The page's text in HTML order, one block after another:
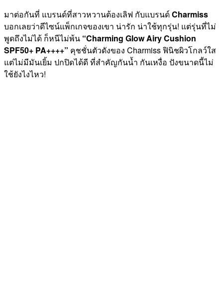
มาต่อกันที่ แบรนด์ที่สาวหวานต้องเลิฟ กับแบรนด์Charmiss
บอกเลยว่าดีไซน์แพ็กเกจของเขา น่ารัก น่าใช้ทุกรุ่น! แต่รุ่นที่ไม่
พูดถึงไม่ได้ ก็หนีไม่พ้น “Charming Glow Airy Cushion
SPF50+ PA++++” คุชชั่นตัวดังของ Charmiss ฟินิชผิวโกลว์ใส
แต่ไม่มีมันเยิ้ม ปกปิดได้ดี ที่สำคัญกันน้ำ กันเหงื่อ ปังขนาดนี้ไม่
ใช้ยังไงไหว!